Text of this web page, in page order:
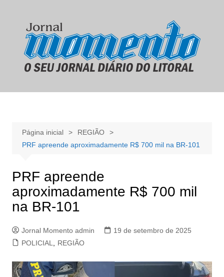
conteúdo
Página inicial
REGIÃO
PRF apreende aproximadamente R$ 700 mil na BR-101
PRF apreende
aproximadamente R$ 700 mil
na BR-101
Jornal Momento admin
19 de setembro de 2025
POLICIAL
REGIÃO